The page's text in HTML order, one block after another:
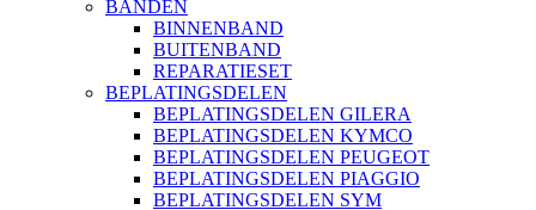
BANDEN
BINNENBAND
BUITENBAND
REPARATIESET
BEPLATINGSDELEN
BEPLATINGSDELEN GILERA
BEPLATINGSDELEN KYMCO
BEPLATINGSDELEN PEUGEOT
BEPLATINGSDELEN PIAGGIO
BEPLATINGSDELEN SYM